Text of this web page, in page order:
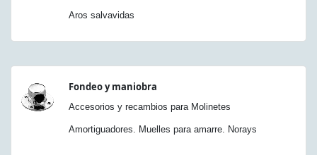
Aros salvavidas
Fondeo y maniobra
Accesorios y recambios para Molinetes
Amortiguadores. Muelles para amarre. Norays